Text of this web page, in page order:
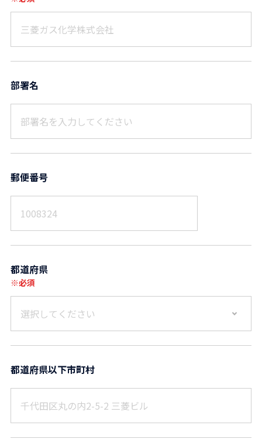
部署名
郵便番号
都道府県
※必須
選択してください
都道府県以下市町村